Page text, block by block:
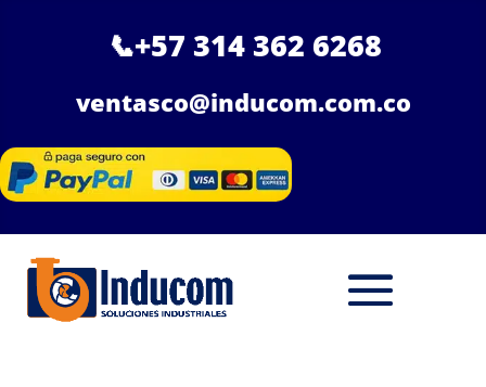
📞+57 314 362 6268
ventasco@inducom.com.co